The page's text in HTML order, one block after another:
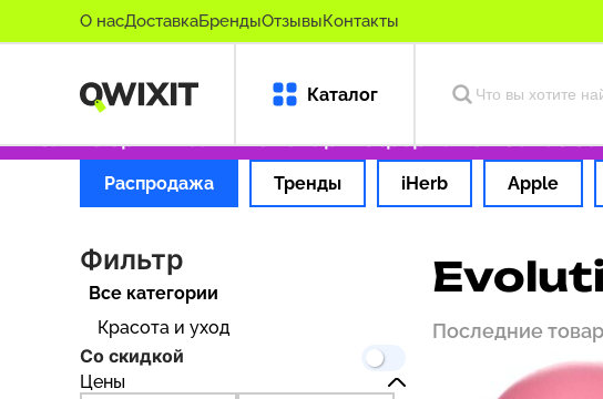
О насДоставкаБрендыОтзывыКонтакты
Каталог
Только оригинальные товары Оформляем заказ за 1
Распродажа Тренды iHerb Apple
Фильтр
Все категории
Красота и уход
Со скидкой
Цены
Последние